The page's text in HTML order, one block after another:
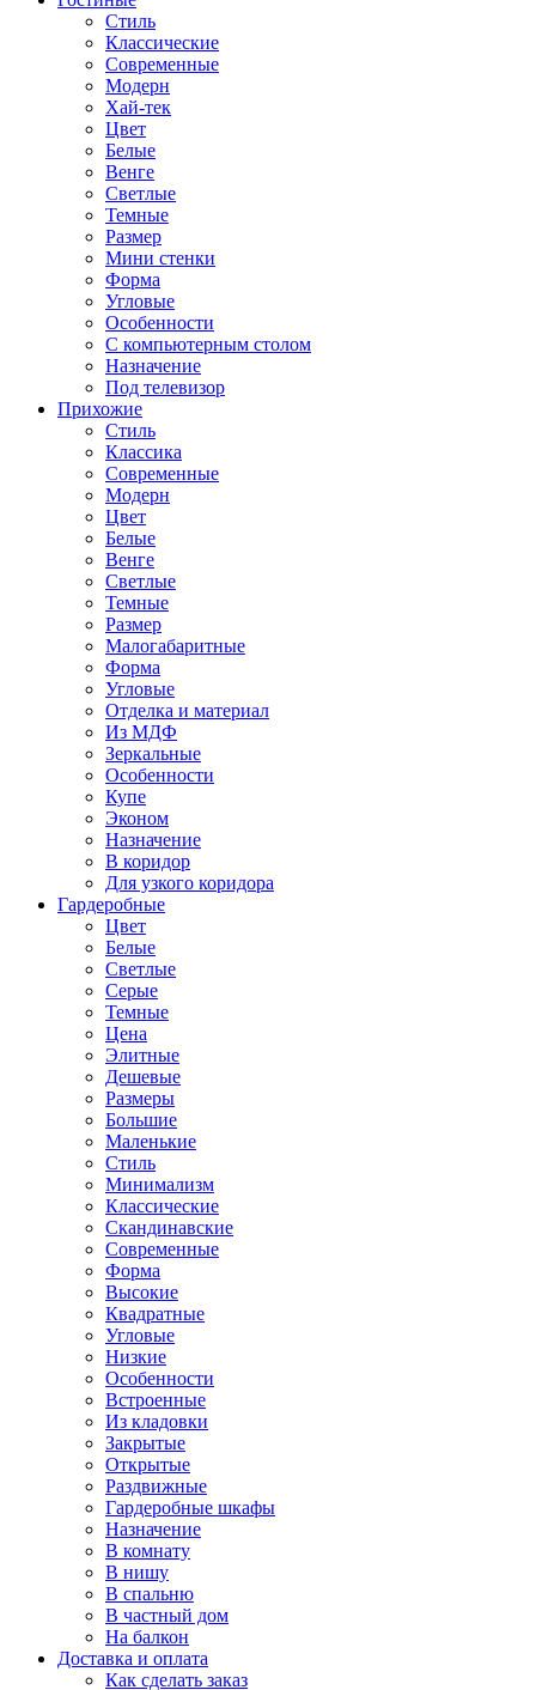
Стиль
Классические
Современные
Модерн
Хай-тек
Цвет
Белые
Венге
Светлые
Темные
Размер
Мини стенки
Форма
Угловые
Особенности
С компьютерным столом
Назначение
Под телевизор
Прихожие
Стиль
Классика
Современные
Модерн
Цвет
Белые
Венге
Светлые
Темные
Размер
Малогабаритные
Форма
Угловые
Отделка и материал
Из МДФ
Зеркальные
Особенности
Купе
Эконом
Назначение
В коридор
Для узкого коридора
Гардеробные
Цвет
Белые
Светлые
Серые
Темные
Цена
Элитные
Дешевые
Размеры
Большие
Маленькие
Стиль
Минимализм
Классические
Скандинавские
Современные
Форма
Высокие
Квадратные
Угловые
Низкие
Особенности
Встроенные
Из кладовки
Закрытые
Открытые
Раздвижные
Гардеробные шкафы
Назначение
В комнату
В нишу
В спальню
В частный дом
На балкон
Доставка и оплата
Как сделать заказ